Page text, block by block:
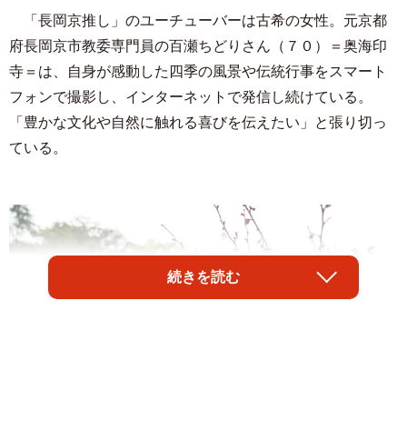
「長岡京推し」のユーチューバーは古希の女性。元京都
府長岡京市教委専門員の百瀬ちどりさん（７０）＝奥海印
寺＝は、自身が感動した四季の風景や伝統行事をスマート
フォンで撮影し、インターネットで発信し続けている。
「豊かな文化や自然に触れる喜びを伝えたい」と張り切っ
ている。
続きを読む